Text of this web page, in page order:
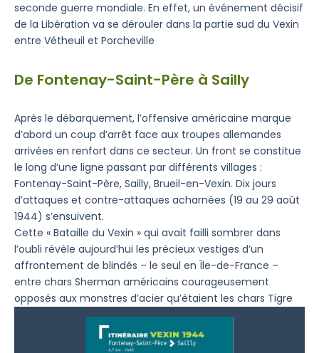
seconde guerre mondiale. En effet, un événement décisif
de la Libération va se dérouler dans la partie sud du Vexin
entre Vétheuil et Porcheville
De Fontenay-Saint-Père à Sailly
Après le débarquement, l’offensive américaine marque
d’abord un coup d’arrêt face aux troupes allemandes
arrivées en renfort dans ce secteur. Un front se constitue
le long d’une ligne passant par différents villages :
Fontenay-Saint-Père, Sailly, Brueil-en-Vexin. Dix jours
d’attaques et contre-attaques acharnées (19 au 29 août
1944) s’ensuivent.
Cette « Bataille du Vexin » qui avait failli sombrer dans
l’oubli révèle aujourd’hui les précieux vestiges d’un
affrontement de blindés – le seul en Île-de-France –
entre chars Sherman américains courageusement
opposés aux monstres d’acier qu’étaient les chars Tigre